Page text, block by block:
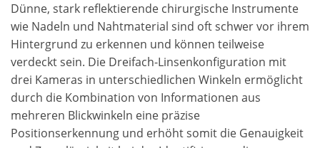
Dünne, stark reflektierende chirurgische Instrumente
wie Nadeln und Nahtmaterial sind oft schwer vor ihrem
Hintergrund zu erkennen und können teilweise
verdeckt sein. Die Dreifach-Linsenkonfiguration mit
drei Kameras in unterschiedlichen Winkeln ermöglicht
durch die Kombination von Informationen aus
mehreren Blickwinkeln eine präzise
Positionserkennung und erhöht somit die Genauigkeit